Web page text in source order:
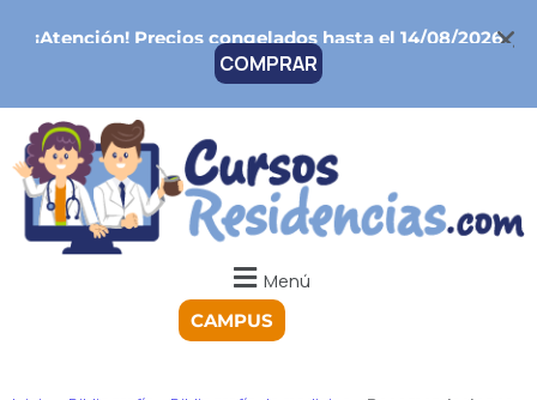
¡Atención!Precios congelados hasta el 14/08/2026
COMPRAR
Menú
CAMPUS